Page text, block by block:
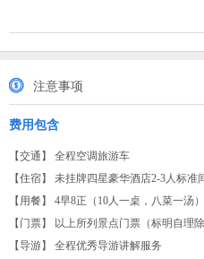
注意事项
费用包含
【交通】 全程空调旅游车
【住宿】 未挂牌四星豪华酒店2-3人标准
【用餐】 4早8正（10人一桌，八菜一汤）
【门票】 以上所列景点门票（标明自理除
【导游】 全程优秀导游讲解服务